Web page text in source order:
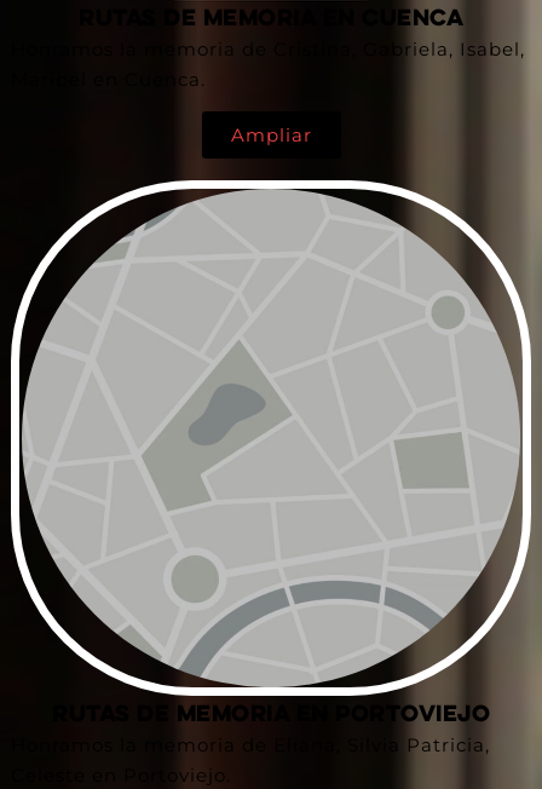
Rutas de Memoria en Cuenca
Honramos la memoria de Cristina, Gabriela, Isabel,
Maribel en Cuenca.
Ampliar
Rutas de Memoria en Portoviejo
Honramos la memoria de Eliana, Silvia Patricia,
Celeste en Portoviejo.